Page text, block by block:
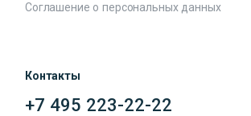
Соглашение о персональных данных
Контакты
+7 495 223-22-22